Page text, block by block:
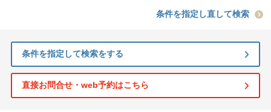
条件を指定し直して検索
条件を指定して検索をする
直接お問合せ・web予約はこちら